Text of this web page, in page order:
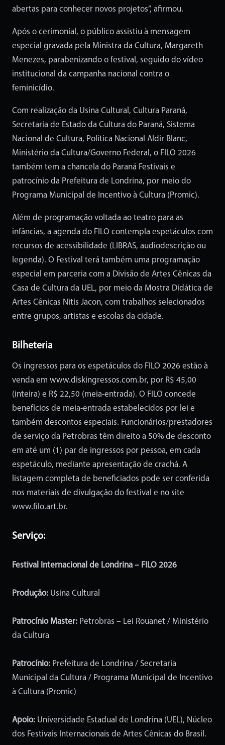
abertas para conhecer novos projetos”, afirmou.
Após o cerimonial, o público assistiu à mensagem
especial gravada pela Ministra da Cultura, Margareth
Menezes, parabenizando o festival, seguido do vídeo
institucional da campanha nacional contra o
feminicídio.
Com realização da Usina Cultural, Cultura Paraná,
Secretaria de Estado da Cultura do Paraná, Sistema
Nacional de Cultura, Política Nacional Aldir Blanc,
Ministério da Cultura/Governo Federal, o FILO 2026
também tem a chancela do Paraná Festivais e
patrocínio da Prefeitura de Londrina, por meio do
Programa Municipal de Incentivo à Cultura (Promic).
Além de programação voltada ao teatro para as
infâncias, a agenda do FILO contempla espetáculos com
recursos de acessibilidade (LIBRAS, audiodescrição ou
legenda). O Festival terá também uma programação
especial em parceria com a Divisão de Artes Cênicas da
Casa de Cultura da UEL, por meio da Mostra Didática de
Artes Cênicas Nitis Jacon, com trabalhos selecionados
entre grupos, artistas e escolas da cidade.
Bilheteria
Os ingressos para os espetáculos do FILO 2026 estão à
venda em www.diskingressos.com.br, por R$ 45,00
(inteira) e R$ 22,50 (meia-entrada). O FILO concede
benefícios de meia-entrada estabelecidos por lei e
também descontos especiais. Funcionários/prestadores
de serviço da Petrobras têm direito a 50% de desconto
em até um (1) par de ingressos por pessoa, em cada
espetáculo, mediante apresentação de crachá. A
listagem completa de beneficiados pode ser conferida
nos materiais de divulgação do festival e no site
www.filo.art.br.
Serviço:
Festival Internacional de Londrina – FILO 2026
Produção: Usina Cultural
Patrocínio Master: Petrobras – Lei Rouanet / Ministério
da Cultura
Patrocínio: Prefeitura de Londrina / Secretaria
Municipal da Cultura / Programa Municipal de Incentivo
à Cultura (Promic)
Apoio: Universidade Estadual de Londrina (UEL), Núcleo
dos Festivais Internacionais de Artes Cênicas do Brasil.